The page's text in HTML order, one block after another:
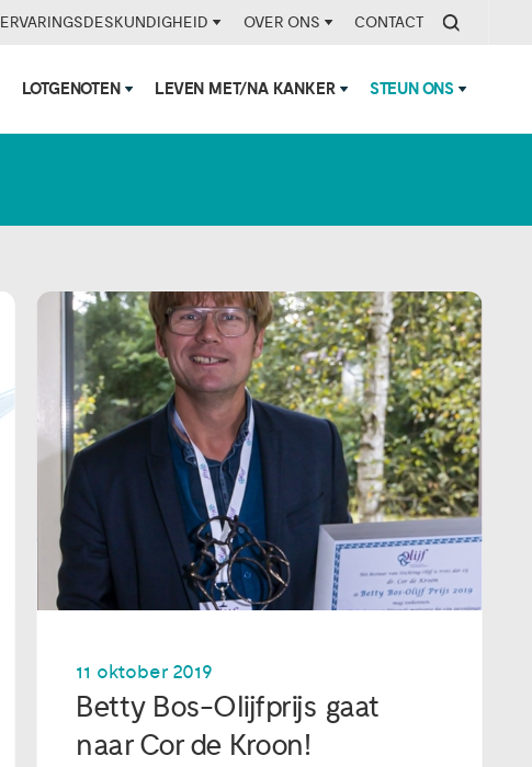
ERVARINGSDESKUNDIGHEID OVER ONS CONTACT
LOTGENOTEN LEVEN MET/NA KANKER STEUN ONS
11 oktober 2019
Betty Bos-Olijfprijs gaat
naar Cor de Kroon!